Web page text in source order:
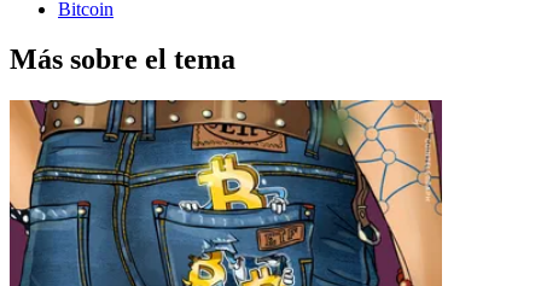
Bitcoin
Más sobre el tema